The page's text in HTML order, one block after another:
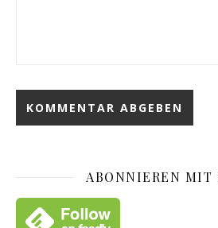
ABONNIEREN MIT